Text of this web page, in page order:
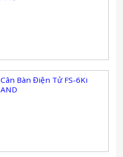
Cân Bàn Điện Tử FS-6Ki
AND